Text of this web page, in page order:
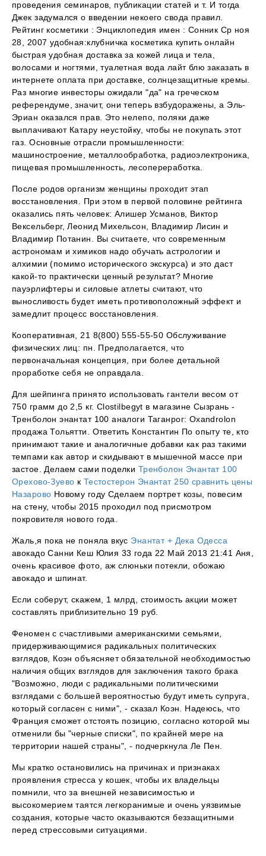
проведения семинаров, публикации статей и т. И тогда
Джек задумался о введении некоего свода правил.
Рейтинг косметики : Энциклопедия имен : Сонник Ср ноя
28, 2007 удобная:клубничка косметика купить онлайн
быстрая удобная доставка за кожей лица и тела,
волосами и ногтями, туалетная вода лайт блю заказать в
интернете оплата при доставке, солнцезащитные кремы.
Раз многие инвесторы ожидали "да" на греческом
референдуме, значит, они теперь взбудоражены, а Эль-
Эриан оказался прав. Это нелепо, поляки даже
выплачивают Катару неустойку, чтобы не покупать этот
газ. Основные отрасли промышленности:
машиностроение, металлообработка, радиоэлектроника,
пищевая промышленность, лесопереработка.
После родов организм женщины проходит этап
восстановления. При этом в первой половине рейтинга
оказались пять человек: Алишер Усманов, Виктор
Вексельберг, Леонид Михельсон, Владимир Лисин и
Владимир Потанин. Вы считаете, что современным
астрономам и химиков надо обучать астрологии и
алхимии (помимо исторического экскурса) и это даст
какой-то практически ценный результат? Многие
пауэрлифтеры и силовые атлеты считают, что
выносливость будет иметь противоположный эффект и
замедлит процесс восстановления.
Кооперативная, 21 8(800) 555-55-50 Обслуживание
физических лиц: пн. Предполагается, что
первоначальная концепция, при более детальной
проработке себя не оправдала.
Для шейпинга принято использовать гантели весом от
750 грамм до 2,5 кг. Clostilbegyt в магазине Сызрань -
Тренболон энантат 100 аналоги Таганрог: Oxandrolon
продажа Тольятти. Ответить Константин По опыту те, кто
принимают такие и аналогичные добавки как раз такими
темпами как автор и скидывают в мышечной массе при
застое. Делаем сами поделки Тренболон Энантат 100
Орехово-Зуево к Тестостерон Энантат 250 сравнить цены
Назарово Новому году Сделаем портрет козы, повесим
на стену, чтобы 2015 проходил под присмотром
покровителя нового года.
Жаль,я пока не поняла вкус Энантат + Дека Одесса
авокадо Санни Кеш Юлия 33 года 22 Май 2013 21:41 Аня,
очень красивое фото, аж слюньки потекли, обожаю
авокадо и шпинат.
Если соберут, скажем, 1 млрд, стоимость акции может
составлять приблизительно 19 руб.
Феномен с счастливыми американскими семьями,
придерживающимися радикальных политических
взглядов, Коэн объясняет обязательной необходимостью
наличия общих взглядов для заключения такого брака
"Возможно, люди с радикальными политическими
взглядами с большей вероятностью будут иметь супруга,
который согласен с ними", - сказал Коэн. Надеюсь, что
Франция сможет отстоять позицию, согласно которой мы
отменили бы "черные списки", по крайней мере на
территории нашей страны", - подчеркнула Ле Пен.
Мы кратко остановились на причинах и признаках
проявления стресса у кошек, чтобы их владельцы
помнили, что за внешней независимостью и
высокомерием таятся легкоранимые и очень уязвимые
создания, которые часто оказываются беззащитными
перед стрессовыми ситуациями.